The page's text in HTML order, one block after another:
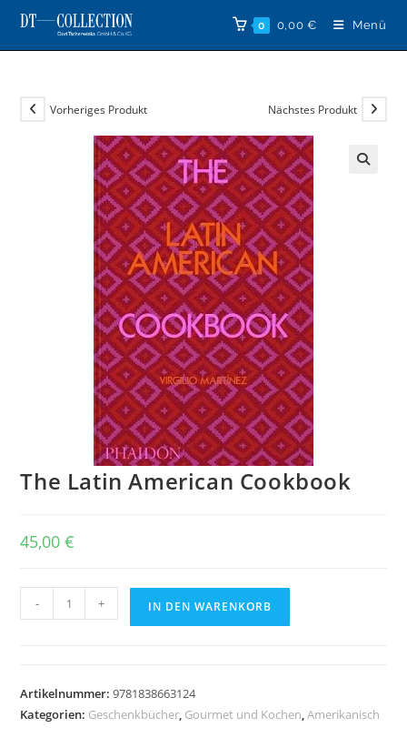
Zum
Inhalt
springen
0 0,00 € Menü
Vorheriges Produkt Nächstes Produkt
The Latin American Cookbook
45,00€
Latin
Menge
- + IN DEN WARENKORB
Artikelnummer:9781838663124
Kategorien: Geschenkbücher, Gourmet und Kochen,Amerikanisch